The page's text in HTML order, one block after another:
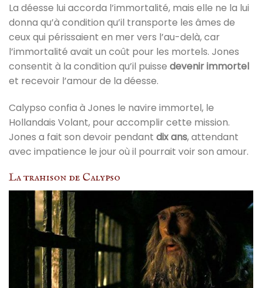
La déesse lui accorda l’immortalité, mais elle ne la lui
donna qu’à condition qu’il transporte les âmes de
ceux qui périssaient en mer vers l’au-delà, car
l’immortalité avait un coût pour les mortels. Jones
consentit à la condition qu’il puisse devenir immortel
et recevoir l’amour de la déesse.
Calypso confia à Jones le navire immortel, le
Hollandais Volant, pour accomplir cette mission.
Jones a fait son devoir pendant dix ans, attendant
avec impatience le jour où il pourrait voir son amour.
La trahison de Calypso